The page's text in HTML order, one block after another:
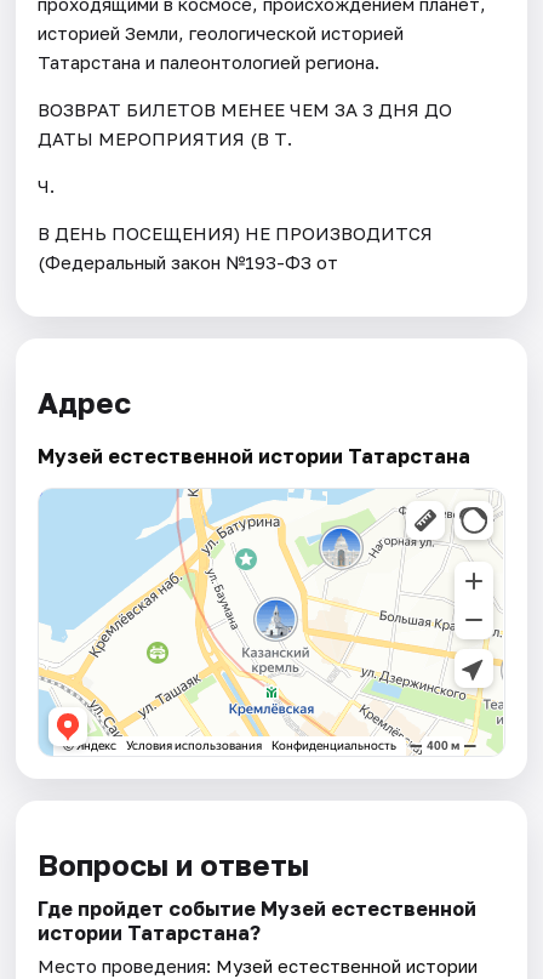
историей Земли, геологической историей
Татарстана и палеонтологией региона.
ВОЗВРАТ БИЛЕТОВ МЕНЕЕ ЧЕМ ЗА 3 ДНЯ ДО
ДАТЫ МЕРОПРИЯТИЯ (В Т.
Ч.
В ДЕНЬ ПОСЕЩЕНИЯ) НЕ ПРОИЗВОДИТСЯ
(Федеральный закон №193-ФЗ от
Адрес
Музей естественной истории Татарстана
Вопросы и ответы
Где пройдет событие Музей естественной
истории Татарстана?
Место проведения: Музей естественной истории